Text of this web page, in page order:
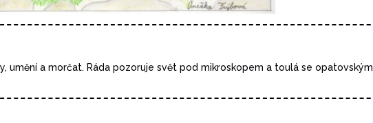
umění a morčat. Ráda pozoruje svět pod mikroskopem a toulá se opatovským